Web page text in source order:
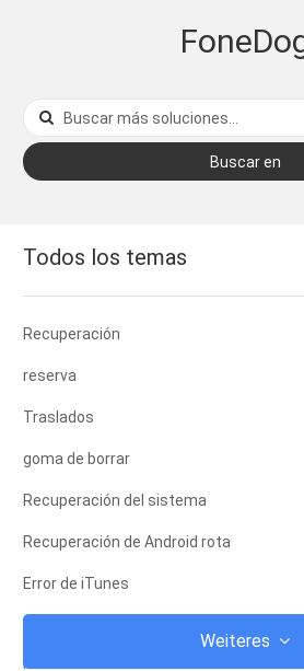
Buscar en
Todos los temas
Recuperación
reserva
Traslados
goma de borrar
Recuperación del sistema
Recuperación de Android rota
Error de iTunes
iTunes
Weiteres